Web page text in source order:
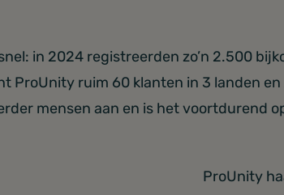
in 2024 registreerden zo’n 2.500
ProUnity ruim 60 klanten in 3 landen
mensen aan en is het voortdurend
ProUnity